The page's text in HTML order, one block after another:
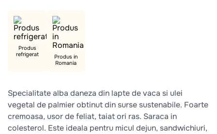
. aripi
. croissant
.pizza
Produs
refrigerat
Produs in
Romania
Specialitate alba daneza din lapte de vaca si ulei
vegetal de palmier obtinut din surse sustenabile. Foarte
cremoasa, usor de feliat, taiat ori ras. Saraca in
colesterol. Este ideala pentru micul dejun, sandwichiuri,